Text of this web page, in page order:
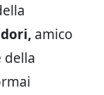
amico
della